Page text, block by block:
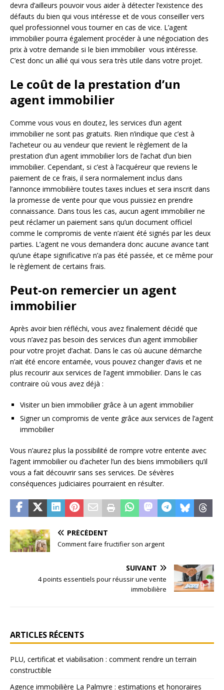
devra d’ailleurs pouvoir vous aider à détecter l’existence des
défauts du bien qui vous intéresse et de vous conseiller vers
quel professionnel vous tourner en cas de vice. L’agent
immobilier pourra également procéder à une négociation des
prix à votre demande si le bien immobilier vous intéresse.
C’est donc un allié qui vous sera très utile dans votre projet.
Le coût de la prestation d’un
agent immobilier
Comme vous vous en doutez, les services d’un agent
immobilier ne sont pas gratuits. Rien n’indique que c’est à
l’acheteur ou au vendeur que revient le règlement de la
prestation d’un agent immobilier lors de l’achat d’un bien
immobilier. Cependant, si c’est à l’acquéreur que reviens le
paiement de ce frais, il sera normalement inclus dans
l’annonce immobilière toutes taxes inclues et sera inscrit dans
la promesse de vente pour que vous puissiez en prendre
connaissance. Dans tous les cas, aucun agent immobilier ne
peut réclamer un paiement sans qu’un document officiel
comme le compromis de vente n’aient été signés par les deux
parties. L’agent ne vous demandera donc aucune avance tant
qu’une étape significative n’a pas été passée, et ce même pour
le règlement de certains frais.
Peut-on remercier un agent
immobilier
Après avoir bien réfléchi, vous avez finalement décidé que
vous n’avez pas besoin des services d’un agent immobilier
pour votre projet d’achat. Dans le cas où aucune démarche
n’ait été encore entamée, vous pouvez changer d’avis et ne
plus recourir aux services de l’agent immobilier. Dans le cas
contraire où vous avez déjà :
Visiter un bien immobilier grâce à un agent immobilier
Signer un compromis de vente grâce aux services de l’agent
immobilier
Vous n’aurez plus la possibilité de rompre votre entente avec
l’agent immobilier ou d’acheter l’un des biens immobiliers qu’il
vous a fait découvrir sans ses services. De sévères
conséquences judiciaires pourraient en résulter.
PRÉCÉDENT
Comment faire fructifier son argent
SUIVANT
4 points essentiels pour réussir une vente
immobilière
ARTICLES RÉCENTS
PLU, certificat et viabilisation : comment rendre un terrain
constructible
Agence immobilière La Palmyre : estimations et honoraires